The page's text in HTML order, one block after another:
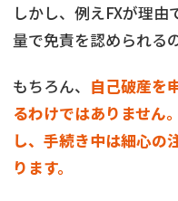
しかし、例えFXが理
量で免責を認められるの
もちろん、 自己破産を
るわけではありません
し、手続き中は細心の
ります。